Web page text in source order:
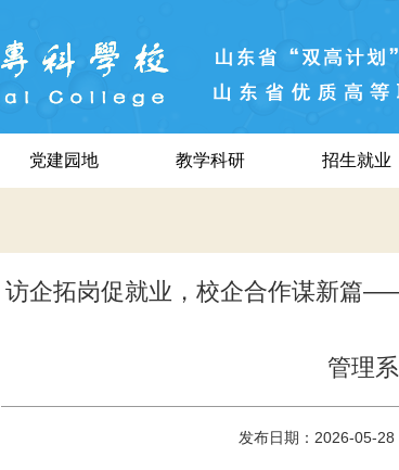
党建园地 教学科研 招生就业
访企拓岗促就业，校企合作谋新篇
管理
发布日期：2026-05-28